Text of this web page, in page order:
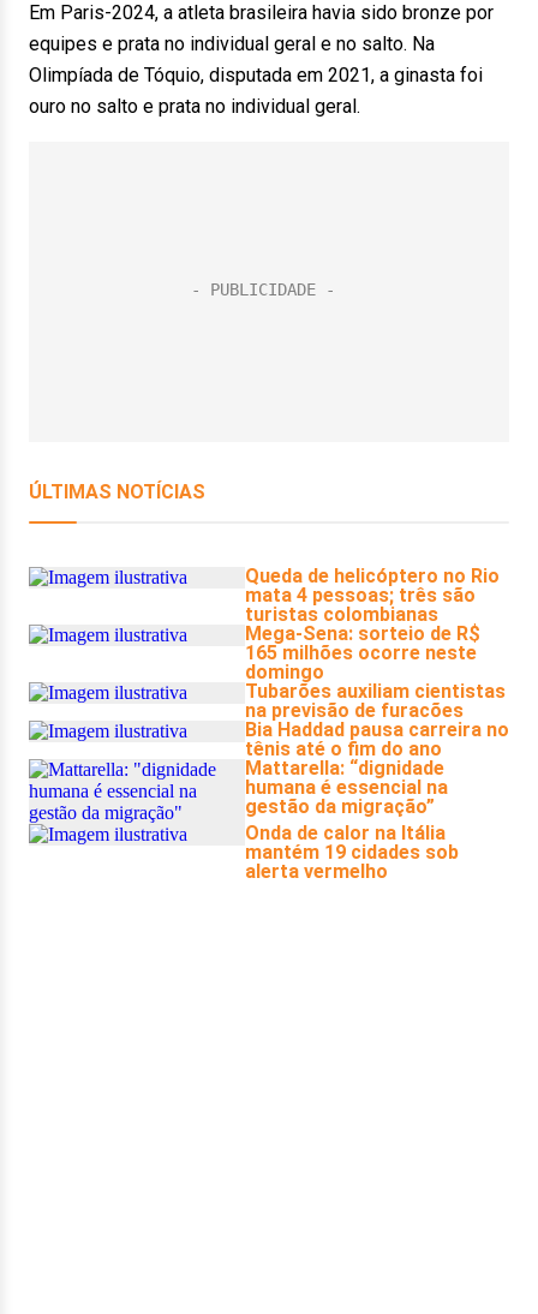
Em Paris-2024, a atleta brasileira havia sido bronze por
equipes e prata no individual geral e no salto. Na
Olimpíada de Tóquio, disputada em 2021, a ginasta foi
ouro no salto e prata no individual geral.